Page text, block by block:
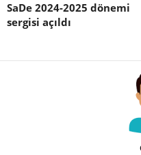
SaDe 2024-2025 dönemi
sergisi açıldı